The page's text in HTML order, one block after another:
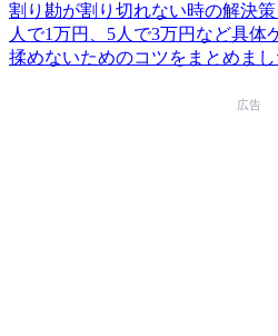
割り勘が割り切れない時の解決
人で1万円、5人で3万円など具体
揉めないためのコツをまとめまし
広告